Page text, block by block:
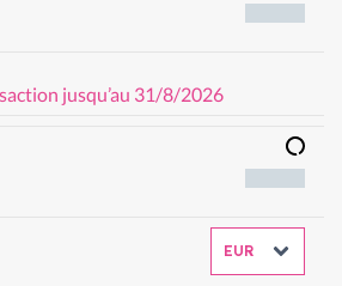
jusqu’au 31/8/2026